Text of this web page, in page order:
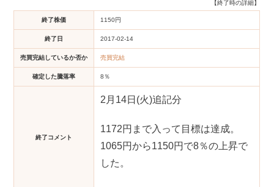
【終了時の詳細】
終了株価 1150円
終了日 2017-02-14
売買完結しているか否か 売買完結
確定した騰落率 8％
終了コメント
2月14日(火)追記分
1172円まで入って目標は達成。
1065円から1150円で8％の上昇で
した。